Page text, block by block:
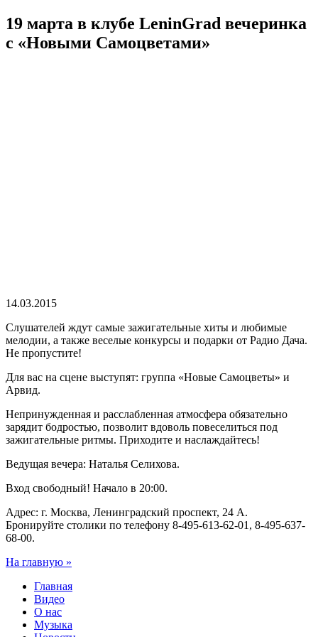
19 марта в клубе LeninGrad вечеринка
c «Новыми Самоцветами»
14.03.2015
Слушателей ждут самые зажигательные хиты и любимые
мелодии, а также веселые конкурсы и подарки от Радио Дача.
Не пропустите!
Для вас на сцене выступят: группа «Новые Самоцветы» и
Арвид.
Непринужденная и расслабленная атмосфера обязательно
зарядит бодростью, позволит вдоволь повеселиться под
зажигательные ритмы. Приходите и наслаждайтесь!
Ведущая вечера: Наталья Селихова.
Вход свободный! Начало в 20:00.
Адрес: г. Москва, Ленинградский проспект, 24 А.
Бронируйте столики по телефону 8-495-613-62-01, 8-495-637-
68-00.
На главную »
Главная
Видео
О нас
Музыка